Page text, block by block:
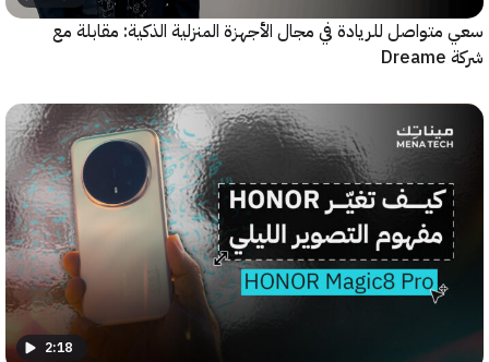
للريادة في مجال الأجهزة المنزلية الذكية: مقابلة مع